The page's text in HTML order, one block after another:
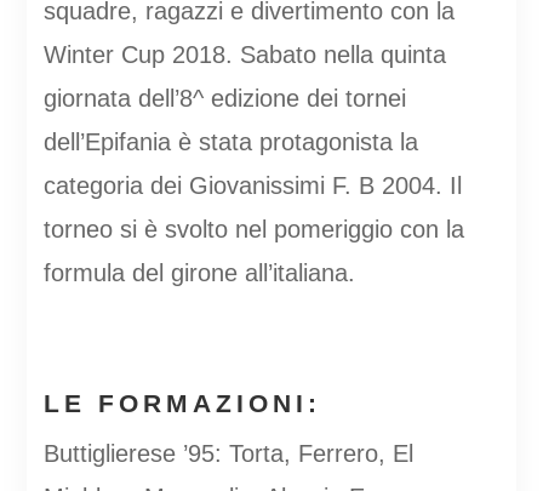
squadre, ragazzi e divertimento con la
Winter Cup 2018. Sabato nella quinta
giornata dell’8^ edizione dei tornei
dell’Epifania è stata protagonista la
categoria dei Giovanissimi F. B 2004. Il
torneo si è svolto nel pomeriggio con la
formula del girone all’italiana.
LE FORMAZIONI:
Buttiglierese ’95: Torta, Ferrero, El